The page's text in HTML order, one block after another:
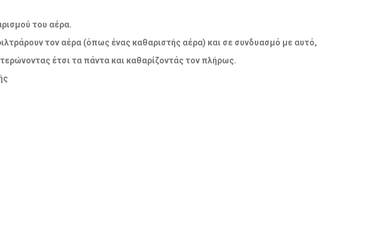
του αέρα.
τον αέρα (όπως ένας καθαριστής αέρα) και σε συνδυασμό με αυτό,
έτσι τα πάντα και καθαρίζοντάς τον πλήρως.